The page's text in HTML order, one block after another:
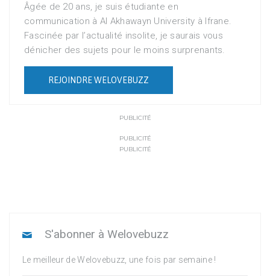
Âgée de 20 ans, je suis étudiante en
communication à Al Akhawayn University à Ifrane.
Fascinée par l’actualité insolite, je saurais vous
dénicher des sujets pour le moins surprenants.
REJOINDRE WELOVEBUZZ
PUBLICITÉ
PUBLICITÉ
PUBLICITÉ
S'abonner à Welovebuzz
Le meilleur de Welovebuzz, une fois par semaine !